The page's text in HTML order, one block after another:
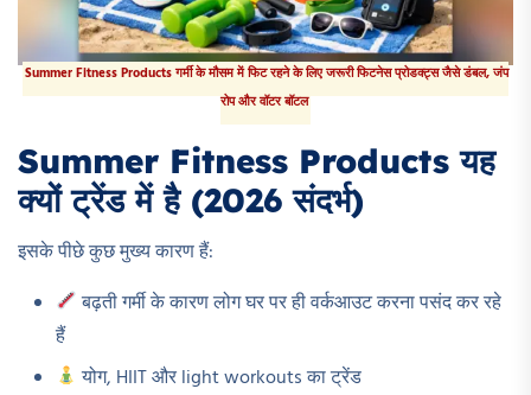
Summer Fitness Products गर्मी के मौसम में फिट रहने के लिए जरूरी फिटनेस प्रोडक्ट्स जैसे डंबल, जंप
रोप और वॉटर बॉटल
Summer Fitness Products यह
क्यों ट्रेंड में है (2026 संदर्भ)
इसके पीछे कुछ मुख्य कारण हैं:
बढ़ती गर्मी के कारण लोग घर पर ही वर्कआउट करना पसंद कर रहे
हैं
योग, HIIT और light workouts का ट्रेंड